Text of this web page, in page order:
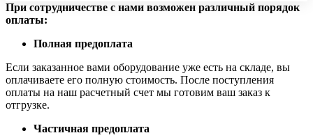
При сотрудничестве с нами возможен различный порядок
оплаты:
Полная предоплата
Если заказанное вами оборудование уже есть на складе, вы
оплачиваете его полную стоимость. После поступления
оплаты на наш расчетный счет мы готовим ваш заказ к
отгрузке.
Частичная предоплата